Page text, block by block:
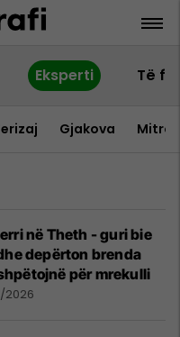
Eksperti Të
Gjakova
në Theth - guri bie
depërton brenda
për mrekulli
2026